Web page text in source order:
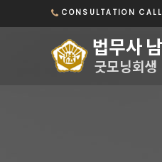
CONSULTATION CALL